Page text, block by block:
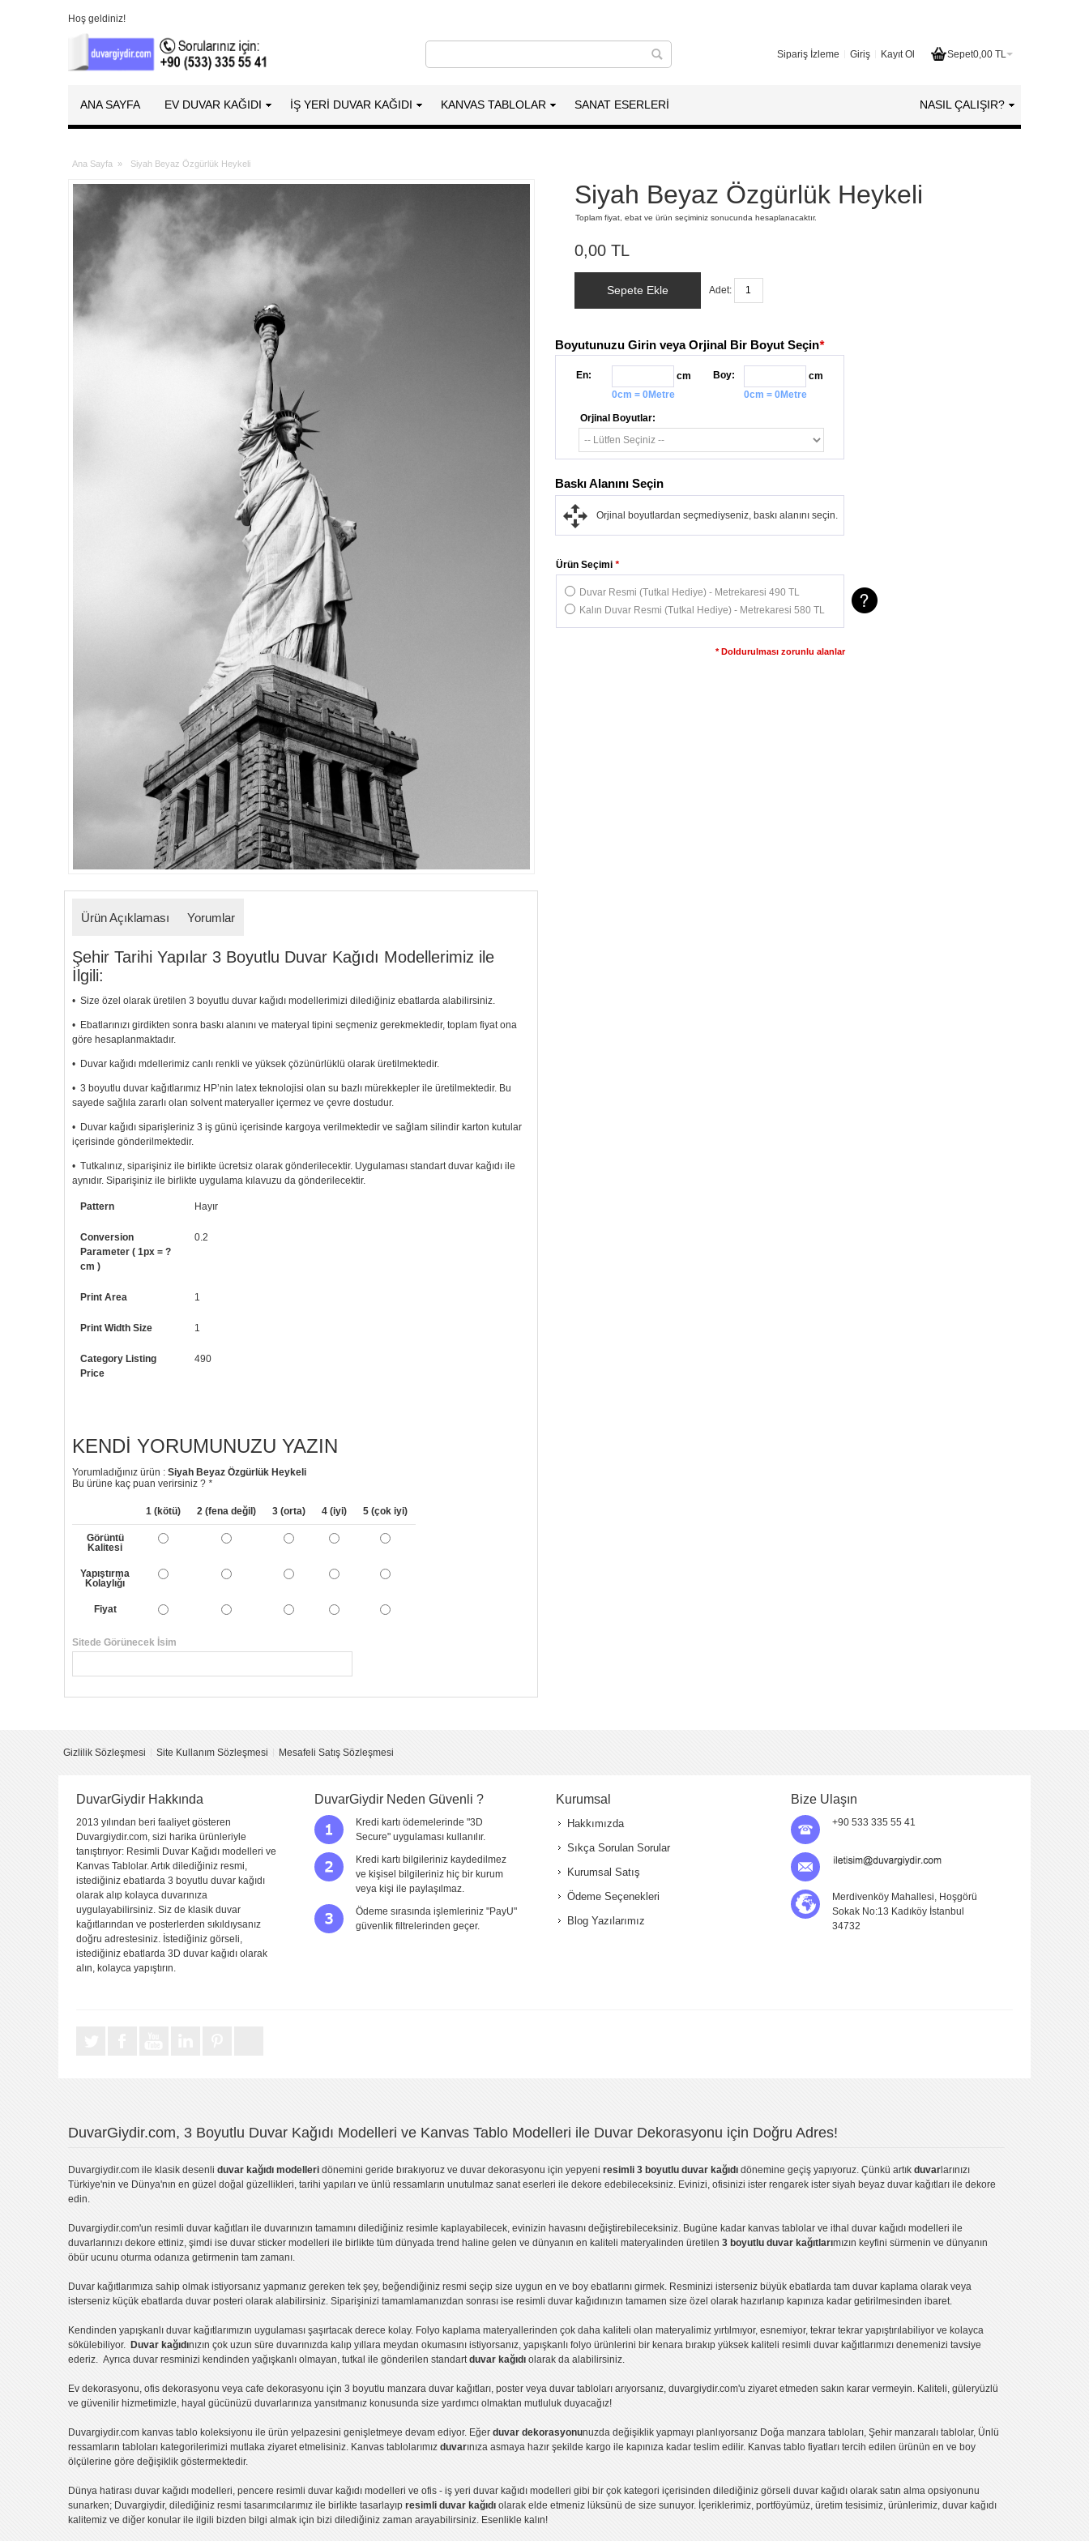
Hoş geldiniz!
Sepet0,00 TL
Sipariş İzleme Giriş Kayıt Ol
ANA SAYFA EV DUVAR KAĞIDI İŞ YERİ DUVAR KAĞIDI KANVAS TABLOLAR SANAT ESERLERI NASIL ÇALIŞIR?
Ana Sayfa » Siyah Beyaz Özgürlük Heykeli
Siyah Beyaz Özgürlük Heykeli
Toplam fiyat, ebat ve ürün seçiminiz sonucunda hesaplanacaktır.
0,00 TL
Sepete Ekle Adet:
Boyutunuzu Girin veya Orjinal Bir Boyut Seçin*
En:
cm
0cm = 0Metre
Boy:
cm
0cm = 0Metre
Orjinal Boyutlar:
*
Ürün Seçimi
Duvar Resmi (Tutkal Hediye) - Metrekaresi 490 TL
Kalın Duvar Resmi (Tutkal Hediye) - Metrekaresi 580 TL
* Doldurulması zorunlu alanlar
Baskı Alanını Seçin
Orjinal boyutlardan seçmediyseniz, baskı alanını seçin.
Ürün Açıklaması Yorumlar
Şehir Tarihi Yapılar 3 Boyutlu Duvar Kağıdı Modellerimiz ile
İlgili:
• Size özel olarak üretilen 3 boyutlu duvar kağıdı modellerimizi dilediğiniz ebatlarda alabilirsiniz.
• Ebatlarınızı girdikten sonra baskı alanını ve materyal tipini seçmeniz gerekmektedir, toplam fiyat ona
göre hesaplanmaktadır.
• Duvar kağıdı mdellerimiz canlı renkli ve yüksek çözünürlüklü olarak üretilmektedir.
• 3 boyutlu duvar kağıtlarımız HP’nin latex teknolojisi olan su bazlı mürekkepler ile üretilmektedir. Bu
sayede sağlıla zararlı olan solvent materyaller içermez ve çevre dostudur.
• Duvar kağıdı siparişleriniz 3 iş günü içerisinde kargoya verilmektedir ve sağlam silindir karton kutular
içerisinde gönderilmektedir.
• Tutkalınız, siparişiniz ile birlikte ücretsiz olarak gönderilecektir. Uygulaması standart duvar kağıdı ile
aynıdır. Siparişiniz ile birlikte uygulama kılavuzu da gönderilecektir.
• Resimli duvar kağıdı modelinizi siyah beyaz renklerde istiyorsanız bizi arayıp talebinizi iletebilirsiniz.
Pattern Hayır
Conversion
Parameter ( 1px = ?
cm )
0.2
Print Area 1
Print Width Size 1
Category Listing
Price
490
KENDI YORUMUNUZU YAZIN
Yorumladığınız ürün :Siyah Beyaz Özgürlük Heykeli
Bu ürüne kaç puan verirsiniz ?*
1 (kötü) 2 (fena değil) 3 (orta) 4 (iyi) 5 (çok iyi)
Görüntü
Kalitesi
Yapıştırma
Kolaylığı
Fiyat
Sitede Görünecek İsim
Yorumu Gönder
Gizlilik Sözleşmesi Site Kullanım Sözleşmesi Mesafeli Satış Sözleşmesi
DuvarGiydir Hakkında
2013 yılından beri faaliyet gösteren
Duvargiydir.com, sizi harika ürünleriyle
tanıştırıyor: Resimli Duvar Kağıdı modelleri ve
Kanvas Tablolar. Artık dilediğiniz resmi,
istediğiniz ebatlarda 3 boyutlu duvar kağıdı
olarak alıp kolayca duvarınıza
uygulayabilirsiniz. Siz de klasik duvar
kağıtlarından ve posterlerden sıkıldıysanız
doğru adrestesiniz. İstediğiniz görseli,
istediğiniz ebatlarda 3D duvar kağıdı olarak
alın, kolayca yapıştırın.
DuvarGiydir Neden Güvenli ?
Kredi kartı ödemelerinde "3D
Secure" uygulaması kullanılır.
Kredi kartı bilgileriniz kaydedilmez
ve kişisel bilgileriniz hiç bir kurum
veya kişi ile paylaşılmaz.
Ödeme sırasında işlemleriniz "PayU"
güvenlik filtrelerinden geçer.
Kurumsal
Hakkımızda
Sıkça Sorulan Sorular
Kurumsal Satış
Ödeme Seçenekleri
Blog Yazılarımız
Bize Ulaşın
+90 533 335 55 41
Merdivenköy Mahallesi, Hoşgörü
Sokak No:13 Kadıköy İstanbul
34732
DuvarGiydir.com, 3 Boyutlu Duvar Kağıdı Modelleri ve Kanvas Tablo Modelleri ile Duvar Dekorasyonu için Doğru Adres!
Duvargiydir.com ile klasik desenli duvar kağıdı modelleri dönemini geride bırakıyoruz ve duvar dekorasyonu için yepyeni resimli 3 boyutlu duvar kağıdı dönemine geçiş yapıyoruz. Çünkü artık duvarlarınızı
Türkiye'nin ve Dünya'nın en güzel doğal güzellikleri, tarihi yapıları ve ünlü ressamların unutulmaz sanat eserleri ile dekore edebileceksiniz. Evinizi, ofisinizi ister rengarek ister siyah beyaz duvar kağıtları ile dekore
edin.
Duvargiydir.com'un resimli duvar kağıtları ile duvarınızın tamamını dilediğiniz resimle kaplayabilecek, evinizin havasını değiştirebileceksiniz. Bugüne kadar kanvas tablolar ve ithal duvar kağıdı modelleri ile
duvarlarınızı dekore ettiniz, şimdi ise duvar sticker modelleri ile birlikte tüm dünyada trend haline gelen ve dünyanın en kaliteli materyalinden üretilen 3 boyutlu duvar kağıtlarımızın keyfini sürmenin ve dünyanın
öbür ucunu oturma odanıza getirmenin tam zamanı.
Duvar kağıtlarımıza sahip olmak istiyorsanız yapmanız gereken tek şey, beğendiğiniz resmi seçip size uygun en ve boy ebatlarını girmek. Resminizi isterseniz büyük ebatlarda tam duvar kaplama olarak veya
isterseniz küçük ebatlarda duvar posteri olarak alabilirsiniz. Siparişinizi tamamlamanızdan sonrası ise resimli duvar kağıdınızın tamamen size özel olarak hazırlanıp kapınıza kadar getirilmesinden ibaret.
Kendinden yapışkanlı duvar kağıtlarımızın uygulaması şaşırtacak derece kolay. Folyo kaplama materyallerinden çok daha kaliteli olan materyalimiz yırtılmıyor, esnemiyor, tekrar tekrar yapıştırılabiliyor ve kolayca
sökülebiliyor. Duvar kağıdınızın çok uzun süre duvarınızda kalıp yıllara meydan okumasını istiyorsanız, yapışkanlı folyo ürünlerini bir kenara bırakıp yüksek kaliteli resimli duvar kağıtlarımızı denemenizi tavsiye
ederiz. Ayrıca duvar resminizi kendinden yağışkanlı olmayan, tutkal ile gönderilen standartduvar kağıdı olarak da alabilirsiniz.
Ev dekorasyonu, ofis dekorasyonu veya cafe dekorasyonu için 3 boyutlu manzara duvar kağıtları, poster veya duvar tabloları arıyorsanız, duvargiydir.com'u ziyaret etmeden sakın karar vermeyin. Kaliteli, güleryüzlü
ve güvenilir hizmetimizle, hayal gücünüzü duvarlarınıza yansıtmanız konusunda size yardımcı olmaktan mutluluk duyacağız!
Duvargiydir.com kanvas tablo koleksiyonu ile ürün yelpazesini genişletmeye devam ediyor. Eğer duvar dekorasyonunuzda değişiklik yapmayı planlıyorsanız Doğa manzara tabloları, Şehir manzaralı tablolar, Ünlü
ressamların tabloları kategorilerimizi mutlaka ziyaret etmelisiniz. Kanvas tablolarımız duvarınıza asmaya hazır şekilde kargo ile kapınıza kadar teslim edilir. Kanvas tablo fiyatları tercih edilen ürünün en ve boy
ölçülerine göre değişiklik göstermektedir.
Dünya hatirası duvar kağıdı modelleri, pencere resimli duvar kağıdı modelleri ve ofis - iş yeri duvar kağıdı modelleri gibi bir çok kategori içerisinden dilediğiniz görseli duvar kağıdı olarak satın alma opsiyonunu
sunarken; Duvargiydir, dilediğiniz resmi tasarımcılarımız ile birlikte tasarlayıp resimli duvar kağıdı olarak elde etmeniz lüksünü de size sunuyor. İçeriklerimiz, portföyümüz, üretim tesisimiz, ürünlerimiz, duvar kağıdı
kalitemiz ve diğer konular ile ilgili bizden bilgi almak için bizi dilediğiniz zaman arayabilirsiniz. Esenlikle kalın!